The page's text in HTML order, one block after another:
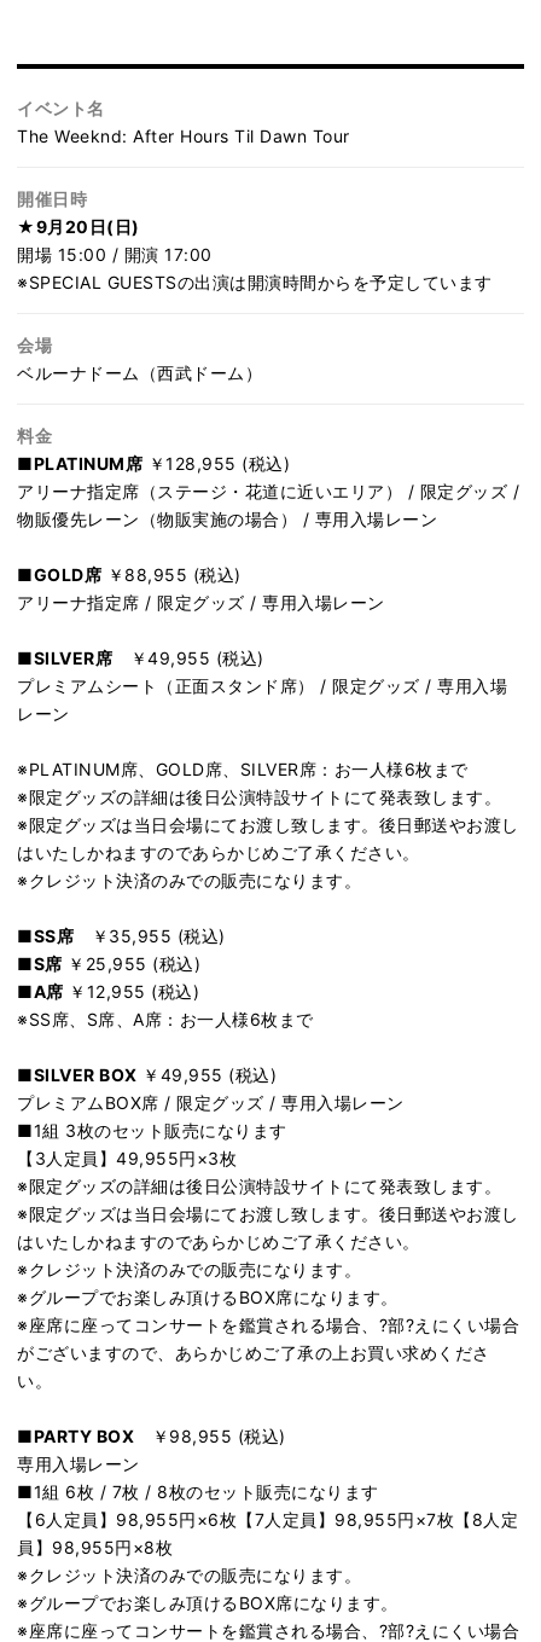
イベント名
The Weeknd: After Hours Til Dawn Tour
開催日時
★9月20日(日)
開場 15:00 / 開演 17:00
※SPECIAL GUESTSの出演は開演時間からを予定しています
会場
ベルーナドーム（西武ドーム）
料金
■PLATINUM席 ￥128,955 (税込)
アリーナ指定席（ステージ・花道に近いエリア） / 限定グッズ /
物販優先レーン（物販実施の場合） / 専用入場レーン
■GOLD席 ￥88,955 (税込)
アリーナ指定席 / 限定グッズ / 専用入場レーン
■SILVER席 ￥49,955 (税込)
プレミアムシート（正面スタンド席） / 限定グッズ / 専用入場
レーン
※PLATINUM席、GOLD席、SILVER席：お一人様6枚まで
※限定グッズの詳細は後日公演特設サイトにて発表致します。
※限定グッズは当日会場にてお渡し致します。後日郵送やお渡し
はいたしかねますのであらかじめご了承ください。
※クレジット決済のみでの販売になります。
■SS席 ￥35,955 (税込)
■S席 ￥25,955 (税込)
■A席 ￥12,955 (税込)
※SS席、S席、A席：お一人様6枚まで
■SILVER BOX ￥49,955 (税込)
プレミアムBOX席 / 限定グッズ / 専用入場レーン
■1組 3枚のセット販売になります
【3人定員】49,955円×3枚
※限定グッズの詳細は後日公演特設サイトにて発表致します。
※限定グッズは当日会場にてお渡し致します。後日郵送やお渡し
はいたしかねますのであらかじめご了承ください。
※クレジット決済のみでの販売になります。
※グループでお楽しみ頂けるBOX席になります。
※座席に座ってコンサートを鑑賞される場合、?部?えにくい場合
がございますので、あらかじめご了承の上お買い求めくださ
い。
■PARTY BOX ￥98,955 (税込)
専用入場レーン
■1組 6枚 / 7枚 / 8枚のセット販売になります
【6人定員】98,955円×6枚【7人定員】98,955円×7枚【8人定
員】98,955円×8枚
※クレジット決済のみでの販売になります。
※グループでお楽しみ頂けるBOX席になります。
※座席に座ってコンサートを鑑賞される場合、?部?えにくい場合